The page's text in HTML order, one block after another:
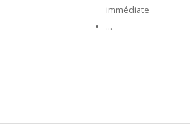
immédiate
...